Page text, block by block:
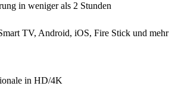
in weniger als 2 Stunden
TV, Android, iOS, Fire Stick und mehr
in HD/4K